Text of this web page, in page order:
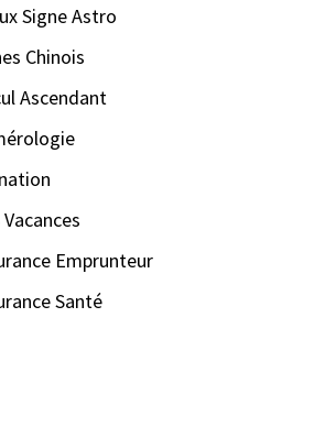
Signe Astro
Chinois
Ascendant
Vacances
Emprunteur
Santé